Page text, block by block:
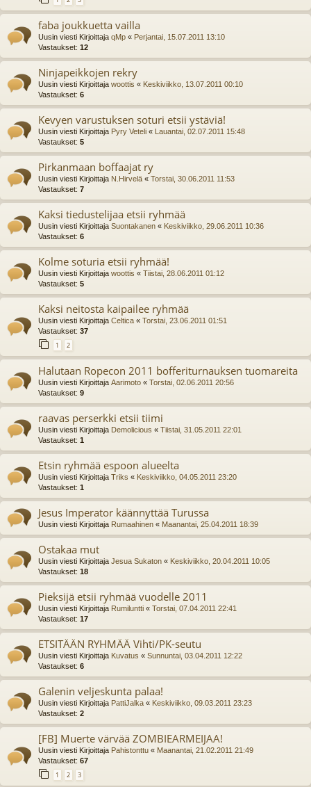
faba joukkuetta vailla
Uusin viesti Kirjoittaja qMp « Perjantai, 15.07.2011 13:10
Vastaukset: 12
Ninjapeikkojen rekry
Uusin viesti Kirjoittaja woottis « Keskiviikko, 13.07.2011 00:10
Vastaukset: 6
Kevyen varustuksen soturi etsii ystäviä!
Uusin viesti Kirjoittaja Pyry Veteli « Lauantai, 02.07.2011 15:48
Vastaukset: 5
Pirkanmaan boffaajat ry
Uusin viesti Kirjoittaja N.Hirvelä « Torstai, 30.06.2011 11:53
Vastaukset: 7
Kaksi tiedustelijaa etsii ryhmää
Uusin viesti Kirjoittaja Suontakanen « Keskiviikko, 29.06.2011 10:36
Vastaukset: 6
Kolme soturia etsii ryhmää!
Uusin viesti Kirjoittaja woottis « Tiistai, 28.06.2011 01:12
Vastaukset: 5
Kaksi neitosta kaipailee ryhmää
Uusin viesti Kirjoittaja Celtica « Torstai, 23.06.2011 01:51
Vastaukset: 37
1 2
Halutaan Ropecon 2011 bofferiturnauksen tuomareita
Uusin viesti Kirjoittaja Aarimoto « Torstai, 02.06.2011 20:56
Vastaukset: 9
raavas perserkki etsii tiimi
Uusin viesti Kirjoittaja Demolicious « Tiistai, 31.05.2011 22:01
Vastaukset: 1
Etsin ryhmää espoon alueelta
Uusin viesti Kirjoittaja Triks « Keskiviikko, 04.05.2011 23:20
Vastaukset: 1
Jesus Imperator käännyttää Turussa
Uusin viesti Kirjoittaja Rumaahinen « Maanantai, 25.04.2011 18:39
Ostakaa mut
Uusin viesti Kirjoittaja Jesua Sukaton « Keskiviikko, 20.04.2011 10:05
Vastaukset: 18
Pieksijä etsii ryhmää vuodelle 2011
Uusin viesti Kirjoittaja Rumiluntti « Torstai, 07.04.2011 22:41
Vastaukset: 17
ETSITÄÄN RYHMÄÄ Vihti/PK-seutu
Uusin viesti Kirjoittaja Kuvatus « Sunnuntai, 03.04.2011 12:22
Vastaukset: 6
Galenin veljeskunta palaa!
Uusin viesti Kirjoittaja PattiJalka « Keskiviikko, 09.03.2011 23:23
Vastaukset: 2
[FB] Muerte värvää ZOMBIEARMEIJAA!
Uusin viesti Kirjoittaja Pahistonttu « Maanantai, 21.02.2011 21:49
Vastaukset: 67
1 2 3